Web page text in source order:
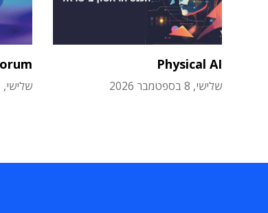
Physical AI
שלישי, 8 בספטמבר 2026 שלישי, 13 באוקטובר 2026